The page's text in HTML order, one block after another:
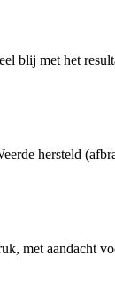
blij met het
hersteld
met aandacht